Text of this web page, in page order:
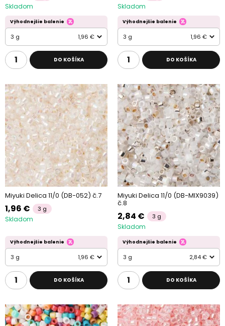
Skladom
Výhodnejšie balenie
3 g 1,96 €
DO KOŠÍKA
Skladom
Výhodnejšie balenie
3 g 1,96 €
DO KOŠÍKA
Miyuki Delica 11/0 (DB-052) č.7
1,96 € 3 g
Skladom
Výhodnejšie balenie
3 g 1,96 €
DO KOŠÍKA
Miyuki Delica 11/0 (DB-MIX9039)
č.8
2,84 € 3 g
Skladom
Výhodnejšie balenie
3 g 2,84 €
DO KOŠÍKA